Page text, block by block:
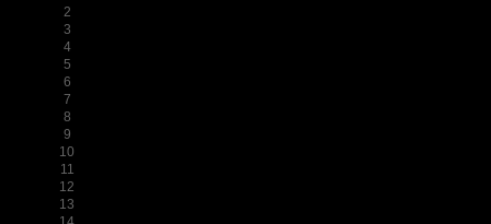
2
3
4
5
6
7
8
9
10
11
12
13